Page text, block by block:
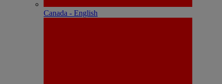
Canada - English